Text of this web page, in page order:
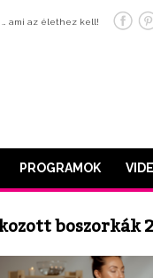
… ami az élethez kell!
PROGRAMOK
boszorkák 2